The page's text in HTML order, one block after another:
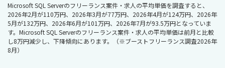
Microsoft SQL Serverのフリーランス案件・求人の平均単価を調査すると、
2026年2月が110万円、2026年3月が77万円、2026年4月が124万円、2026年
5月が132万円、2026年6月が101万円、2026年7月が93.5万円となっていま
す。Microsoft SQL Serverのフリーランス案件・求人の平均単価は前月と比較
し8万円減少し、下降傾向にあります。（※ブーストフリーランス調査2026年
8月）